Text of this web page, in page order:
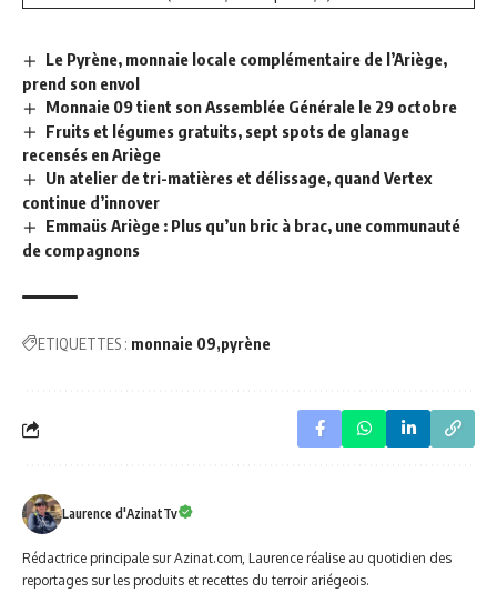
Le Pyrène, monnaie locale complémentaire de l’Ariège,
prend son envol
Monnaie 09 tient son Assemblée Générale le 29 octobre
Fruits et légumes gratuits, sept spots de glanage
recensés en Ariège
Un atelier de tri-matières et délissage, quand Vertex
continue d’innover
Emmaüs Ariège : Plus qu’un bric à brac, une communauté
de compagnons
ETIQUETTES : monnaie 09 pyrène
Laurence d'AzinatTv
Rédactrice principale sur Azinat.com, Laurence réalise au quotidien des
reportages sur les produits et recettes du terroir ariégeois.